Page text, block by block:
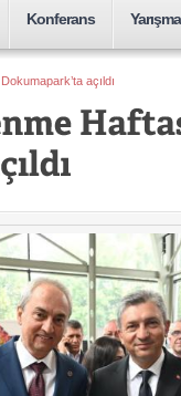
Konferans Yarışma
açıldı